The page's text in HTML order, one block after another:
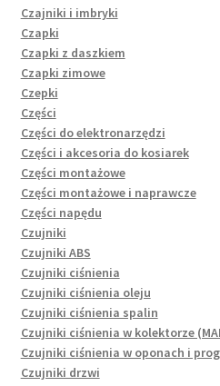
Czajniki i imbryki
Czapki
Czapki z daszkiem
Czapki zimowe
Czepki
Części
Części do elektronarzędzi
Części i akcesoria do kosiarek
Części montażowe
Części montażowe i naprawcze
Części napędu
Czujniki
Czujniki ABS
Czujniki ciśnienia
Czujniki ciśnienia oleju
Czujniki ciśnienia spalin
Czujniki ciśnienia w kolektorze
Czujniki ciśnienia w oponach i
Czujniki drzwi